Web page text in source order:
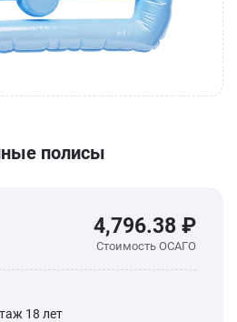
полисы
4,796.38 ₽
Стоимость ОСАГО
18 лет